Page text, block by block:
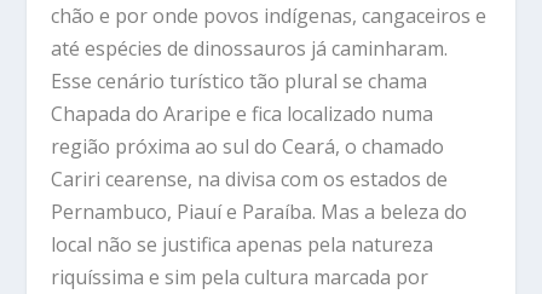
chão e por onde povos indígenas, cangaceiros e
até espécies de dinossauros já caminharam.
Esse cenário turístico tão plural se chama
Chapada do Araripe e fica localizado numa
região próxima ao sul do Ceará, o chamado
Cariri cearense, na divisa com os estados de
Pernambuco, Piauí e Paraíba. Mas a beleza do
local não se justifica apenas pela natureza
riquíssima e sim pela cultura marcada por